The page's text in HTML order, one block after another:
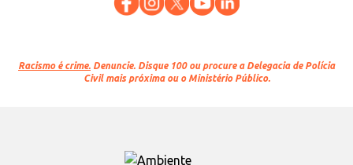
Racismo é crime. Denuncie. Disque 100 ou procure a Delegacia de Polícia
Civil mais próxima ou o Ministério Público.